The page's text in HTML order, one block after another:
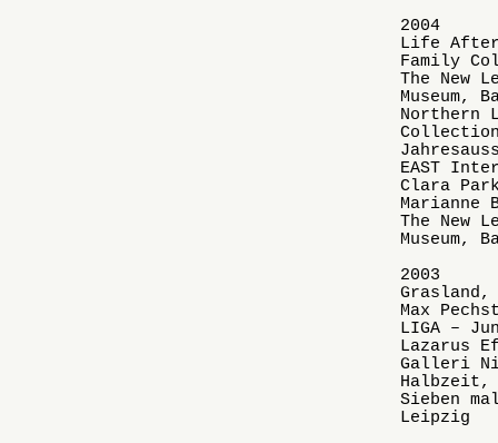
2004
Life After
Family
The New
Museum,
Northern
EAST
Clara
Marianne
The New
Museum,
2003
Grasland,
Max
LIGA –
Lazarus
Galleri
Halbzeit,
Sieben
Leipzig